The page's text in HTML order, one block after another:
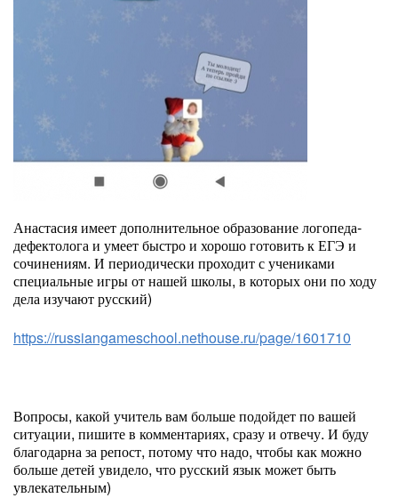
Анастасия имеет дополнительное образование логопеда-
дефектолога и умеет быстро и хорошо готовить к ЕГЭ и
сочинениям. И периодически проходит с учениками
специальные игры от нашей школы, в которых они по ходу
дела изучают русский)
https://russiangameschool.nethouse.ru/page/1601710
Вопросы, какой учитель вам больше подойдет по вашей
ситуации, пишите в комментариях, сразу и отвечу. И буду
благодарна за репост, потому что надо, чтобы как можно
больше детей увидело, что русский язык может быть
увлекательным)